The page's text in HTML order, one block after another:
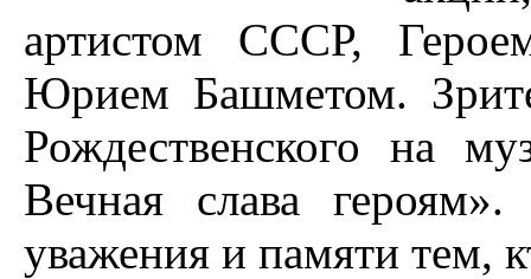
артистом СССР,
Юрием Башметом.
Рождественского на
Вечная слава
уважения и памяти тем,